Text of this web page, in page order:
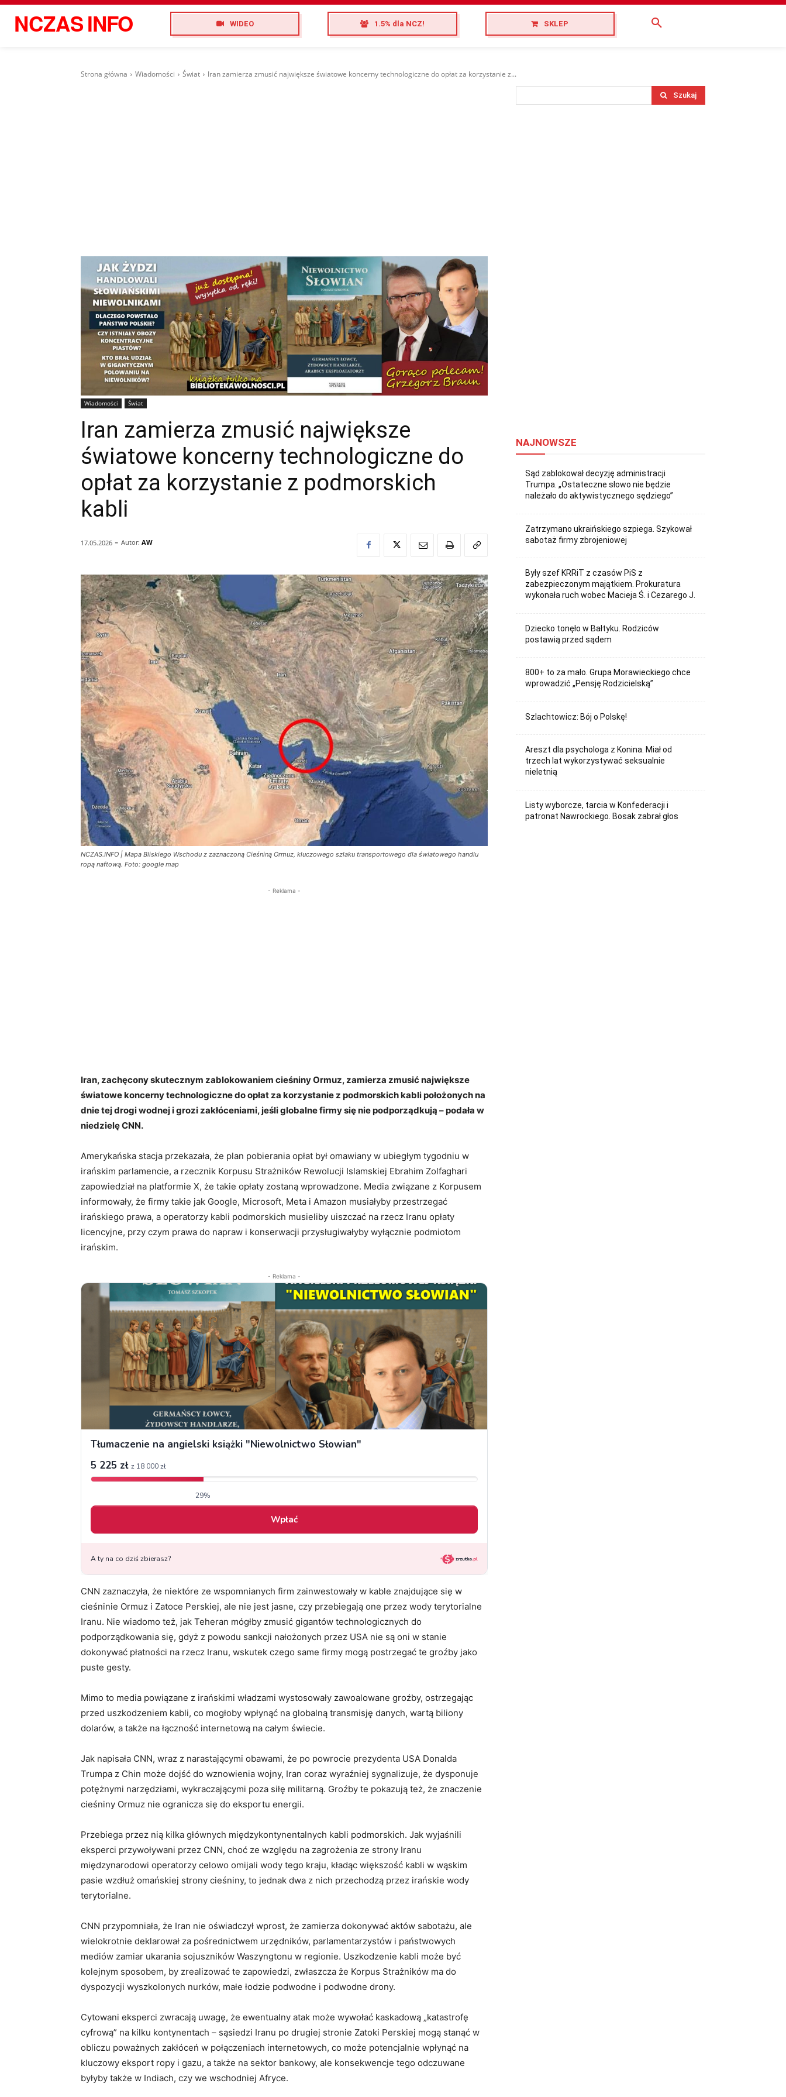
NCZASINFO WIDEO 1.5% dla NCZ! SKLEP
Strona główna Wiadomości Świat Iran zamierza zmusić największe światowe koncerny technologiczne do opłat za korzystanie z...
Wiadomości Świat
Iran zamierza zmusić największe
światowe koncerny technologiczne do
opłat za korzystanie z podmorskich
kabli
17.05.2026 - Autor: AW
NCZAS.INFO | Mapa Bliskiego Wschodu z zaznaczoną Cieśniną Ormuz, kluczowego szlaku transportowego dla światowego handlu
ropą naftową. Foto: google map
- Reklama -
Iran, zachęcony skutecznym zablokowaniem cieśniny Ormuz, zamierza zmusić największe
światowe koncerny technologiczne do opłat za korzystanie z podmorskich kabli położonych na
dnie tej drogi wodnej i grozi zakłóceniami, jeśli globalne firmy się nie podporządkują – podała w
niedzielę CNN.
Amerykańska stacja przekazała, że plan pobierania opłat był omawiany w ubiegłym tygodniu w
irańskim parlamencie, a rzecznik Korpusu Strażników Rewolucji Islamskiej Ebrahim Zolfaghari
zapowiedział na platformie X, że takie opłaty zostaną wprowadzone. Media związane z Korpusem
informowały, że firmy takie jak Google, Microsoft, Meta i Amazon musiałyby przestrzegać
irańskiego prawa, a operatorzy kabli podmorskich musieliby uiszczać na rzecz Iranu opłaty
licencyjne, przy czym prawa do napraw i konserwacji przysługiwałyby wyłącznie podmiotom
irańskim.
- Reklama -
CNN zaznaczyła, że niektóre ze wspomnianych firm zainwestowały w kable znajdujące się w
cieśninie Ormuz i Zatoce Perskiej, ale nie jest jasne, czy przebiegają one przez wody terytorialne
Iranu. Nie wiadomo też, jak Teheran mógłby zmusić gigantów technologicznych do
podporządkowania się, gdyż z powodu sankcji nałożonych przez USA nie są oni w stanie
dokonywać płatności na rzecz Iranu, wskutek czego same firmy mogą postrzegać te groźby jako
puste gesty.
Mimo to media powiązane z irańskimi władzami wystosowały zawoalowane groźby, ostrzegając
przed uszkodzeniem kabli, co mogłoby wpłynąć na globalną transmisję danych, wartą biliony
dolarów, a także na łączność internetową na całym świecie.
Jak napisała CNN, wraz z narastającymi obawami, że po powrocie prezydenta USA Donalda
Trumpa z Chin może dojść do wznowienia wojny, Iran coraz wyraźniej sygnalizuje, że dysponuje
potężnymi narzędziami, wykraczającymi poza siłę militarną. Groźby te pokazują też, że znaczenie
cieśniny Ormuz nie ogranicza się do eksportu energii.
Przebiega przez nią kilka głównych międzykontynentalnych kabli podmorskich. Jak wyjaśnili
eksperci przywoływani przez CNN, choć ze względu na zagrożenia ze strony Iranu
międzynarodowi operatorzy celowo omijali wody tego kraju, kładąc większość kabli w wąskim
pasie wzdłuż omańskiej strony cieśniny, to jednak dwa z nich przechodzą przez irańskie wody
terytorialne.
CNN przypomniała, że Iran nie oświadczył wprost, że zamierza dokonywać aktów sabotażu, ale
wielokrotnie deklarował za pośrednictwem urzędników, parlamentarzystów i państwowych
mediów zamiar ukarania sojuszników Waszyngtonu w regionie. Uszkodzenie kabli może być
kolejnym sposobem, by zrealizować te zapowiedzi, zwłaszcza że Korpus Strażników ma do
dyspozycji wyszkolonych nurków, małe łodzie podwodne i podwodne drony.
Cytowani eksperci zwracają uwagę, że ewentualny atak może wywołać kaskadową „katastrofę
cyfrową” na kilku kontynentach – sąsiedzi Iranu po drugiej stronie Zatoki Perskiej mogą stanąć w
obliczu poważnych zakłóceń w połączeniach internetowych, co może potencjalnie wpłynąć na
kluczowy eksport ropy i gazu, a także na sektor bankowy, ale konsekwencje tego odczuwane
byłyby także w Indiach, czy we wschodniej Afryce.
Szukaj
NAJNOWSZE
Sąd zablokował decyzję administracji
Trumpa. „Ostateczne słowo nie będzie
należało do aktywistycznego sędziego”
Zatrzymano ukraińskiego szpiega. Szykował
sabotaż firmy zbrojeniowej
Były szef KRRiT z czasów PiS z
zabezpieczonym majątkiem. Prokuratura
wykonała ruch wobec Macieja Ś. i Cezarego J.
Dziecko tonęło w Bałtyku. Rodziców
postawią przed sądem
800+ to za mało. Grupa Morawieckiego chce
wprowadzić „Pensję Rodzicielską”
Szlachtowicz: Bój o Polskę!
Areszt dla psychologa z Konina. Miał od
trzech lat wykorzystywać seksualnie
nieletnią
Listy wyborcze, tarcia w Konfederacji i
patronat Nawrockiego. Bosak zabrał głos